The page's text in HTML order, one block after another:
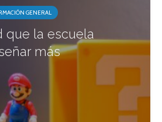
GENERAL
que la escuela
más